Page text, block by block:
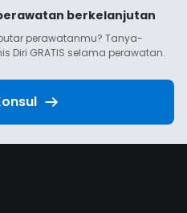
berkelanjutan
perawatanmu? Tanya-
Diri GRATIS selama perawatan.